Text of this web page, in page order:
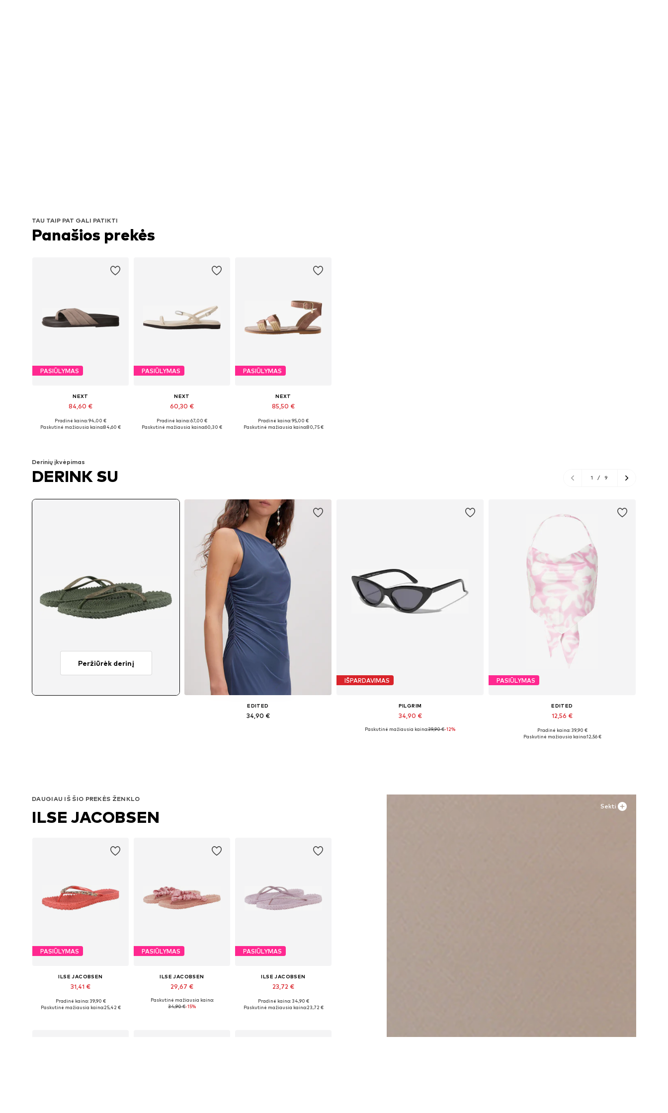
TAU TAIP PAT GALI PATIKTI
Panašios prekės
PASIŪLYMAS
NEXT
84,60 €
Yra daugybė dydžių
Pradinė kaina: 94,00 €
Paskutinė mažiausia kaina:84,60 €
PASIŪLYMAS
NEXT
60,30 €
Yra daugybė dydžių
Pradinė kaina: 67,00 €
Paskutinė mažiausia kaina:60,30 €
PASIŪLYMAS
NEXT
85,50 €
Galimi dydžiai: 38, 39, 40
Pradinė kaina: 95,00 €
Paskutinė mažiausia kaina:80,75 €
Derinių įkvėpimas
DERINK SU 1 / 9
Peržiūrėk derinį
EDITED
34,90 €
IŠPARDAVIMAS
PILGRIM
34,90 €
Paskutinė mažiausia kaina:39,90 €-12%
PASIŪLYMAS
EDITED
12,56 €
Galimi dydžiai: XS, M
Pradinė kaina: 39,90 €
Paskutinė mažiausia kaina:12,56 €
Sekti
DAUGIAU IŠ ŠIO PREKĖS ŽENKLO
ILSE JACOBSEN
PASIŪLYMAS
ILSE JACOBSEN
31,41 €
Yra daugybė dydžių
Pradinė kaina: 39,90 €
Paskutinė mažiausia kaina:25,42 €
PASIŪLYMAS
ILSE JACOBSEN
29,67 €
Galimi dydžiai: 37, 38, 39, 40
Paskutinė mažiausia kaina:
34,90 €-15%
PASIŪLYMAS
ILSE JACOBSEN
23,72 €
Pradinė kaina: 34,90 €
Paskutinė mažiausia kaina:23,72 €